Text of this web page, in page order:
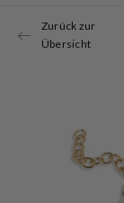
Zurück zur
Übersicht